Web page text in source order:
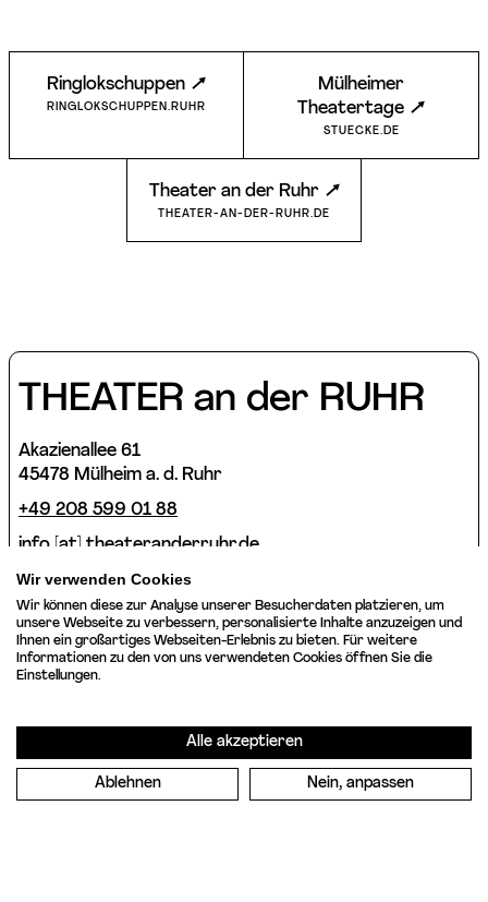
Ringlokschuppen
RINGLOKSCHUPPEN.RUHR
Mülheimer
Theatertage
STUECKE.DE
Theater an der Ruhr
THEATER-AN-DER-RUHR.DE
THEATER an der RUHR
Akazienallee 61
45478 Mülheim a. d. Ruhr
+49 208 599 01 88
info [​at​] theateranderruhr.de
Instagram
Newsletter
Datenschutzerklärung Cookie-Einstellungen
Wir verwenden Cookies
Wir können diese zur Analyse unserer Besucherdaten platzieren, um
unsere Webseite zu verbessern, personalisierte Inhalte anzuzeigen und
Ihnen ein großartiges Webseiten-Erlebnis zu bieten. Für weitere
Informationen zu den von uns verwendeten Cookies öffnen Sie die
Einstellungen.
Alle akzeptieren
Ablehnen Nein, anpassen